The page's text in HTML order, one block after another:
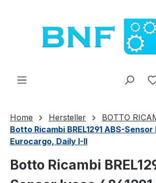
Home Hersteller
BOTTO
Botto Ricambi BREL1291 ABS-
Eurocargo, Daily I-II
Botto Ricambi